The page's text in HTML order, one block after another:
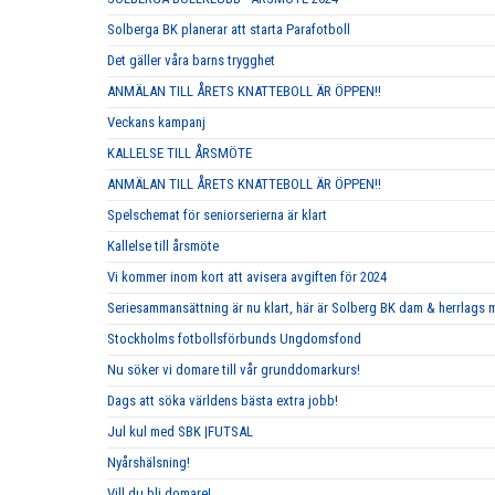
Solberga BK planerar att starta Parafotboll
Det gäller våra barns trygghet
ANMÄLAN TILL ÅRETS KNATTEBOLL ÄR ÖPPEN!!
Veckans kampanj
KALLELSE TILL ÅRSMÖTE
ANMÄLAN TILL ÅRETS KNATTEBOLL ÄR ÖPPEN!!
Spelschemat för seniorserierna är klart
Kallelse till årsmöte
Vi kommer inom kort att avisera avgiften för 2024
Seriesammansättning är nu klart, här är Solberg BK dam & herrlags
Stockholms fotbollsförbunds Ungdomsfond
Nu söker vi domare till vår grunddomarkurs!
Dags att söka världens bästa extra jobb!
Jul kul med SBK |FUTSAL
Nyårshälsning!